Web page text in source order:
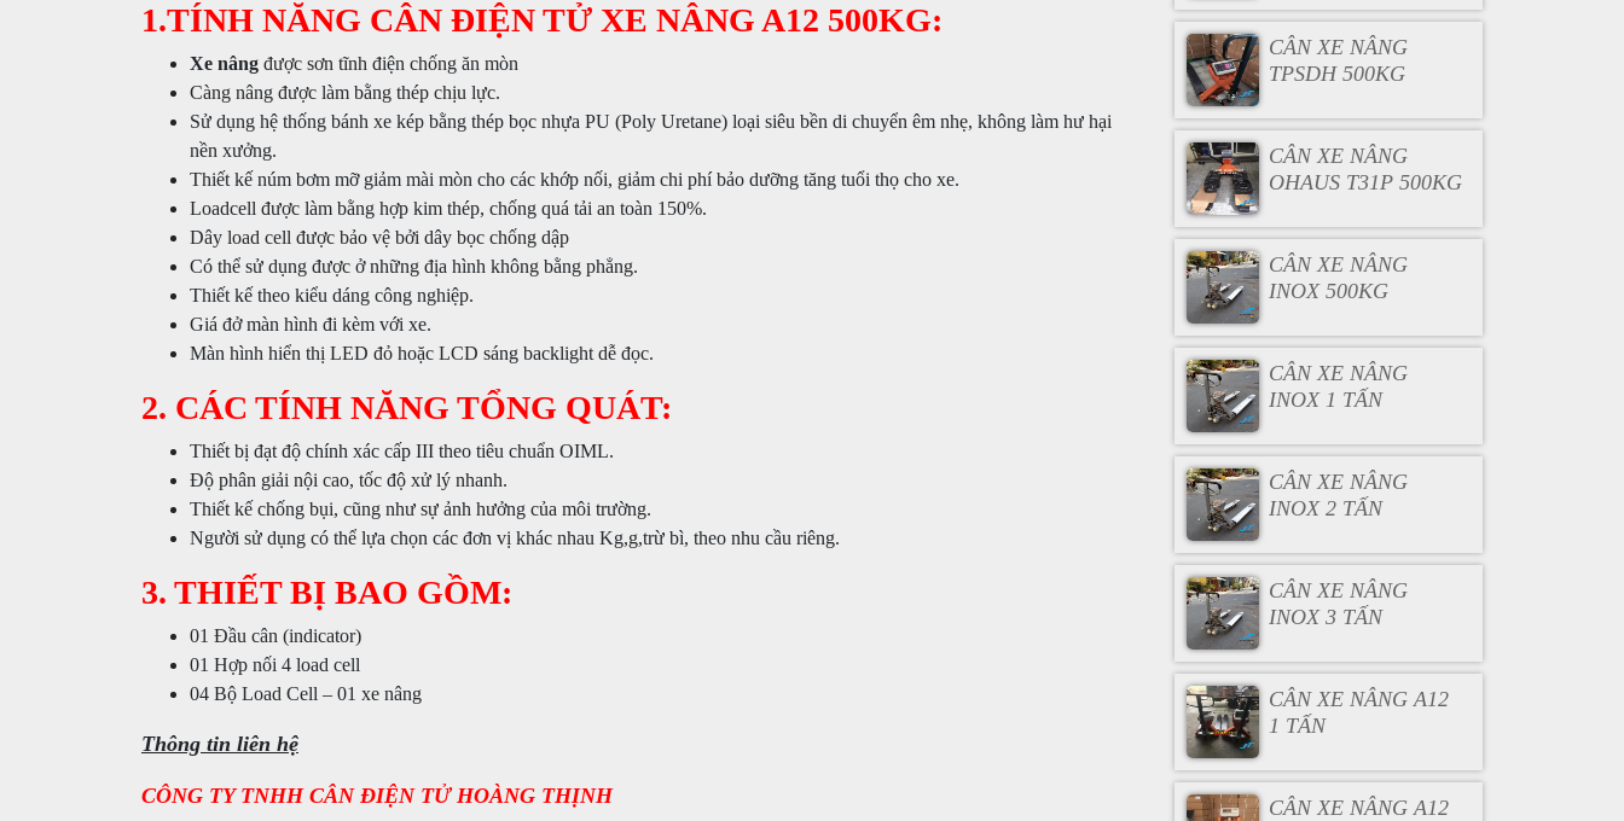
1.TÍNH NĂNG CÂN ĐIỆN TỬ XE NÂNG A12 500KG:
Xe nâng được sơn tĩnh điện chống ăn mòn
Càng nâng được làm bằng thép chịu lực.
Sử dụng hệ thống bánh xe kép bằng thép bọc nhựa PU (Poly Uretane) loại siêu bền di chuyển êm nhẹ, không làm hư hại
nền xưởng.
Thiết kế núm bơm mỡ giảm mài mòn cho các khớp nối, giảm chi phí bảo dưỡng tăng tuổi thọ cho xe.
Loadcell được làm bằng hợp kim thép, chống quá tải an toàn 150%.
Dây load cell được bảo vệ bởi dây bọc chống dập
Có thể sử dụng được ở những địa hình không bằng phẳng.
Thiết kế theo kiểu dáng công nghiệp.
Giá đở màn hình đi kèm với xe.
Màn hình hiển thị LED đỏ hoặc LCD sáng backlight dễ đọc.
2. CÁC TÍNH NĂNG TỔNG QUÁT:
Thiết bị đạt độ chính xác cấp III theo tiêu chuẩn OIML.
Độ phân giải nội cao, tốc độ xử lý nhanh.
Thiết kế chống bụi, cũng như sự ảnh hưởng của môi trường.
Người sử dụng có thể lựa chọn các đơn vị khác nhau Kg,g,trừ bì, theo nhu cầu riêng.
3. THIẾT BỊ BAO GỒM:
01 Đầu cân (indicator)
01 Hợp nối 4 load cell
04 Bộ Load Cell – 01 xe nâng
Thông tin liên hệ
CÔNG TY TNHH CÂN ĐIỆN TỬ HOÀNG THỊNH
CÂN XE NÂNG
TPSDH 500KG
CÂN XE NÂNG
OHAUS T31P 500KG
CÂN XE NÂNG
INOX 500KG
CÂN XE NÂNG
INOX 1 TẤN
CÂN XE NÂNG
INOX 2 TẤN
CÂN XE NÂNG
INOX 3 TẤN
CÂN XE NÂNG A12
1 TẤN
CÂN XE NÂNG A12